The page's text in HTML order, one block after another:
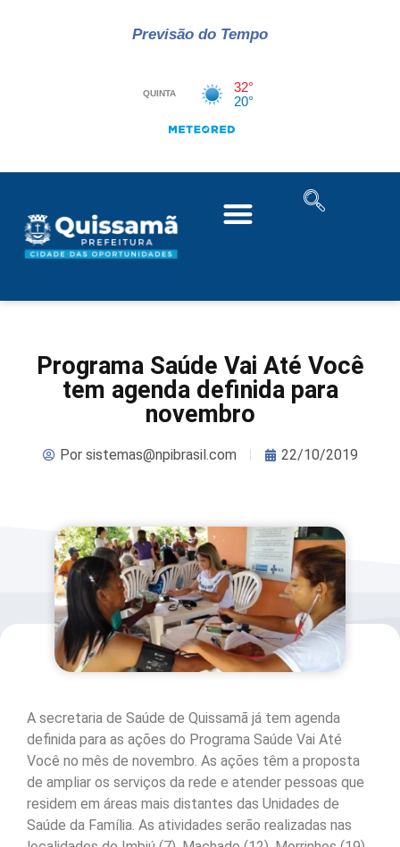
Previsão do Tempo
Programa Saúde Vai Até Você
tem agenda definida para
novembro
Porsistemas@npibrasil.com 22/10/2019
A secretaria de Saúde de Quissamã já tem agenda
definida para as ações do Programa Saúde Vai Até
Você no mês de novembro. As ações têm a proposta
de ampliar os serviços da rede e atender pessoas que
residem em áreas mais distantes das Unidades de
Saúde da Família. As atividades serão realizadas nas